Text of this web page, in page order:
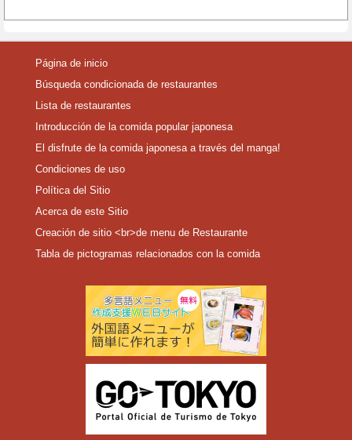
Página de inicio
Búsqueda condicionada de restaurantes
Lista de restaurantes
Introducción de la comida popular japonesa
El disfrute de la comida japonesa a través del manga!
Condiciones de uso
Política del Sitio
Acerca de este Sitio
Creación de sitio <br>de menu de Restaurante
Tabla de pictogramas relacionados con la comida